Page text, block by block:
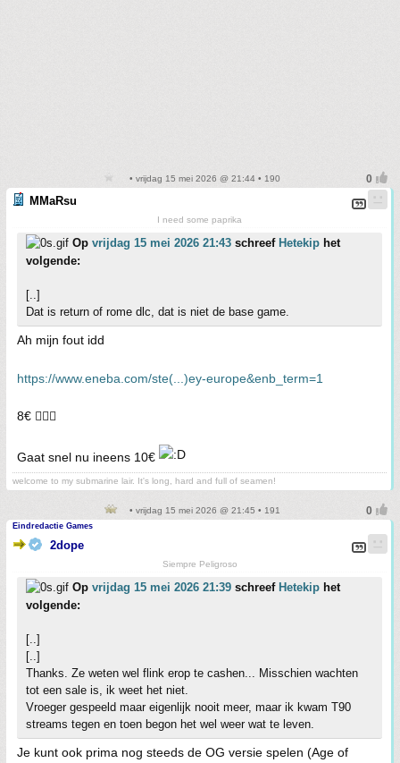
• vrijdag 15 mei 2026 @ 21:44 • 190
MMaRsu
I need some paprika
Op vrijdag 15 mei 2026 21:43 schreef Hetekip het
volgende:
[..]
Dat is return of rome dlc, dat is niet de base game.
Ah mijn fout idd
https://www.eneba.com/ste(...)ey-europe&enb_term=1
8€ 👍🏼🙂
Gaat snel nu ineens 10€
welcome to my submarine lair. It's long, hard and full of seamen!
• vrijdag 15 mei 2026 @ 21:45 • 191
Eindredactie Games
2dope
Siempre Peligroso
Op vrijdag 15 mei 2026 21:39 schreef Hetekip het
volgende:
[..]
[..]
Thanks. Ze weten wel flink erop te cashen... Misschien wachten
tot een sale is, ik weet het niet.
Vroeger gespeeld maar eigenlijk nooit meer, maar ik kwam T90
streams tegen en toen begon het wel weer wat te leven.
Je kunt ook prima nog steeds de OG versie spelen (Age of